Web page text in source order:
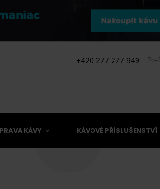
+420 277 277 949
KÁVY KÁVOVÉ PŘÍSLUŠENSTVÍ